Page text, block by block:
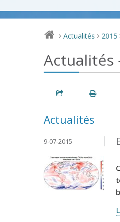
> Actualités > 2015
Actualités
Actualités
9-07-2015